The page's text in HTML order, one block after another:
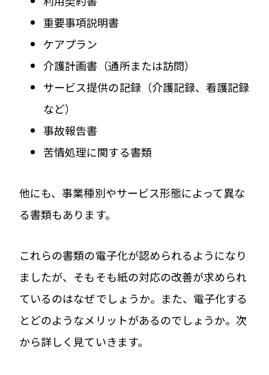
重要事項説明書
ケアプラン
介護計画書（通所または訪問）
サービス提供の記録（介護記録、看護記録
など）
事故報告書
苦情処理に関する書類
他にも、事業種別やサービス形態によって異な
る書類もあります。
これらの書類の電子化が認められるようになり
ましたが、そもそも紙の対応の改善が求められ
ているのはなぜでしょうか。また、電子化する
とどのようなメリットがあるのでしょうか。次
から詳しく見ていきます。